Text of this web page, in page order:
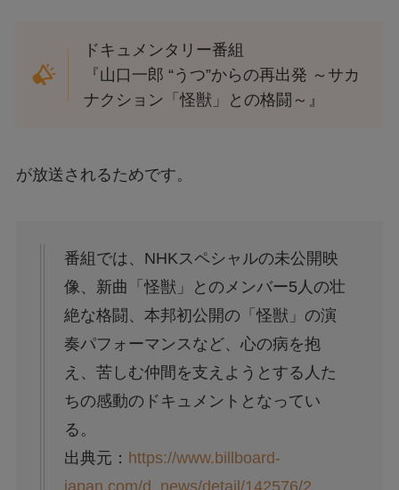
ドキュメンタリー番組
『山口一郎 “うつ”からの再出発 ～サカ
ナクション「怪獣」との格闘～』
が放送されるためです。
番組では、NHKスペシャルの未公開映
像、新曲「怪獣」とのメンバー5人の壮
絶な格闘、本邦初公開の「怪獣」の演
奏パフォーマンスなど、心の病を抱
え、苦しむ仲間を支えようとする人た
ちの感動のドキュメントとなってい
る。
出典元： https://www.billboard-